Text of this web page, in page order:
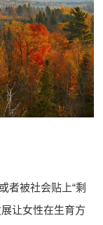
者被社会贴上“剩
让女性在生育方